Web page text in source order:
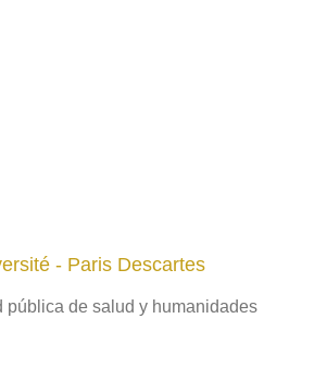
- Paris Descartes
pública de salud y humanidades